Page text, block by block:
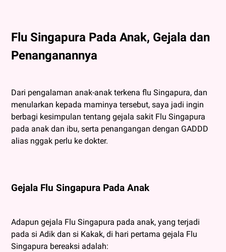
Flu Singapura Pada Anak, Gejala dan
Penanganannya
Dari pengalaman anak-anak terkena flu Singapura, dan
menularkan kepada maminya tersebut, saya jadi ingin
berbagi kesimpulan tentang gejala sakit Flu Singapura
pada anak dan ibu, serta penangangan dengan GADDD
alias nggak perlu ke dokter.
Gejala Flu Singapura Pada Anak
Adapun gejala Flu Singapura pada anak, yang terjadi
pada si Adik dan si Kakak, di hari pertama gejala Flu
Singapura bereaksi adalah: